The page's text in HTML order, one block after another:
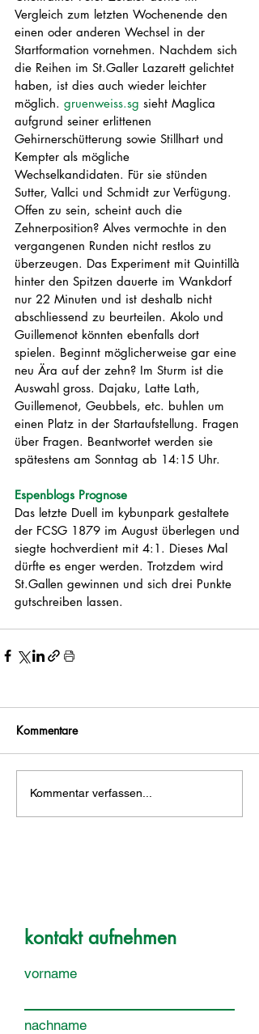
Vergleich zum letzten Wochenende den
einen oder anderen Wechsel in der
Startformation vornehmen. Nachdem sich
die Reihen im St.Galler Lazarett gelichtet
haben, ist dies auch wieder leichter
möglich. gruenweiss.sg sieht Maglica
aufgrund seiner erlittenen
Gehirnerschütterung sowie Stillhart und
Kempter als mögliche
Wechselkandidaten. Für sie stünden
Sutter, Vallci und Schmidt zur Verfügung.
Offen zu sein, scheint auch die
Zehnerposition? Alves vermochte in den
vergangenen Runden nicht restlos zu
überzeugen. Das Experiment mit Quintillà
hinter den Spitzen dauerte im Wankdorf
nur 22 Minuten und ist deshalb nicht
abschliessend zu beurteilen. Akolo und
Guillemenot könnten ebenfalls dort
spielen. Beginnt möglicherweise gar eine
neu Ära auf der zehn? Im Sturm ist die
Auswahl gross. Dajaku, Latte Lath,
Guillemenot, Geubbels, etc. buhlen um
einen Platz in der Startaufstellung. Fragen
über Fragen. Beantwortet werden sie
spätestens am Sonntag ab 14:15 Uhr.
Espenblogs Prognose
Das letzte Duell im kybunpark gestaltete
der FCSG 1879 im August überlegen und
siegte hochverdient mit 4:1. Dieses Mal
dürfte es enger werden. Trotzdem wird
St.Gallen gewinnen und sich drei Punkte
gutschreiben lassen.
Kommentare
Kommentar verfassen...
kontakt aufnehmen
vorname
nachname